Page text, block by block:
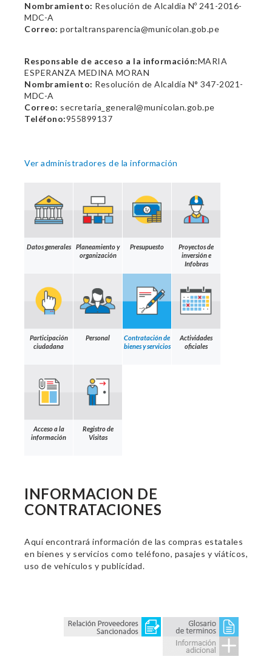
Nombramiento: Resolución de Alcaldia Nº 241-2016-
MDC-A
Correo: portaltransparencia@municolan.gob.pe
Responsable de acceso a la información:MARIA
ESPERANZA MEDINA MORAN
Nombramiento: Resolución de Alcaldía N° 347-2021-
MDC-A
Correo: secretaria_general@municolan.gob.pe
Teléfono:955899137
Ver administradores de la información
Datos generales
Planeamiento y
organización
Presupuesto
Proyectos de
inversión e
Infobras
Participación
ciudadana
Personal
Contratación de
bienes y servicios
Actividades
oficiales
Acceso a la
información
Registro de
Visitas
INFORMACION DE
CONTRATACIONES
Aquí encontrará información de las compras estatales
en bienes y servicios como teléfono, pasajes y viáticos,
uso de vehículos y publicidad.